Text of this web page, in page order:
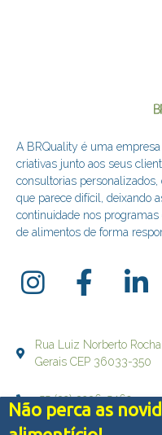
Não perca as
A BRQuality é uma
criativas junto aos seus
consultorias
que parece difícil, deixando
continuidade nos programas
de alimentos de forma
Rua Luiz Norberto
Gerais CEP 36033-350
+55 (32) 3236-5469
Nós usamos cookies e